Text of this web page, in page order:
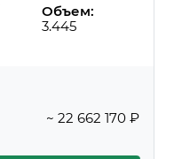
Объем:
3.445
~ 22 662 170 ₽